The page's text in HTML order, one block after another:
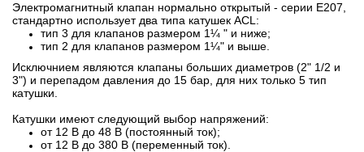
Электромагнитный клапан нормально открытый - серии Е207,
стандартно использует два типа катушек ACL:
тип 3 для клапанов размером 1¼ " и ниже;
тип 2 для клапанов размером 1¼" и выше.
Исключнием являются клапаны больших диаметров (2" 1/2 и
3") и перепадом давления до 15 бар, для них только 5 тип
катушки.
Катушки имеют следующий выбор напряжений:
от 12 В до 48 В (постоянный ток);
от 12 В до 380 В (переменный ток).